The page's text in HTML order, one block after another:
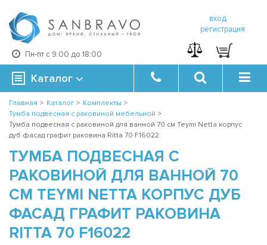
Пн-пт с 9:00 до 18:00
вход
регистрация
Каталог
Главная > Каталог > Комплекты >
Тумба подвесная с раковиной мебельной >
Тумба подвесная с раковиной для ванной 70 см Teymi Netta корпус
дуб фасад графит раковина Ritta 70 F16022
ТУМБА ПОДВЕСНАЯ С
РАКОВИНОЙ ДЛЯ ВАННОЙ 70
СМ TEYMI NETTA КОРПУС ДУБ
ФАСАД ГРАФИТ РАКОВИНА
RITTA 70 F16022